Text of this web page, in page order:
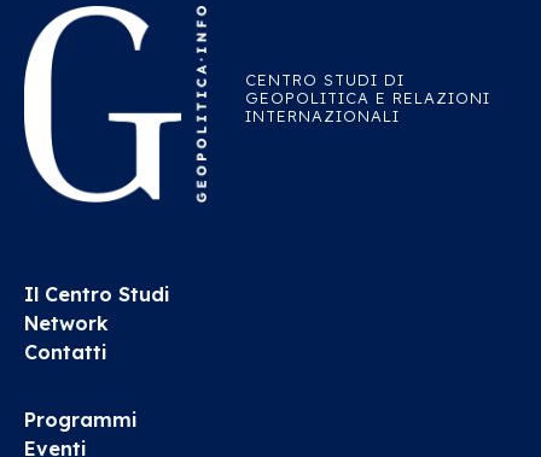
CENTRO STUDI DI
GEOPOLITICA E RELAZIONI
INTERNAZIONALI
Il Centro Studi
Network
Contatti
Programmi
Eventi